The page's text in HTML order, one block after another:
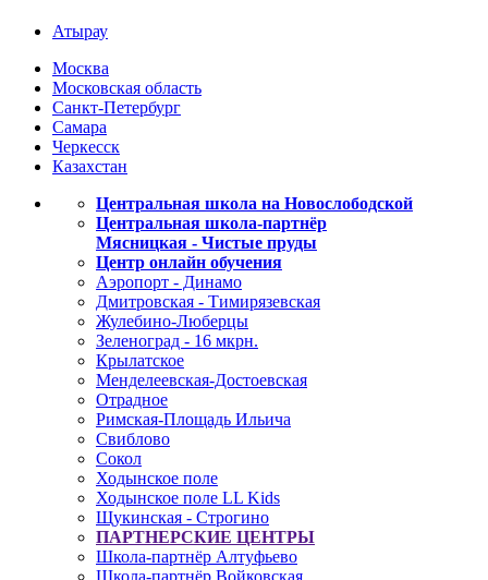
Атырау
Москва
Московская область
Санкт-Петербург
Самара
Черкесск
Казахстан
Центральная школа на Новослободской
Центральная школа-партнёр
Мясницкая - Чистые пруды
Центр онлайн обучения
Аэропорт - Динамо
Дмитровская - Тимирязевская
Жулебино-Люберцы
Зеленоград - 16 мкрн.
Крылатское
Менделеевская-Достоевская
Отрадное
Римская-Площадь Ильича
Свиблово
Сокол
Ходынское поле
Ходынское поле LL Kids
Щукинская - Строгино
ПАРТНЕРСКИЕ ЦЕНТРЫ
Школа-партнёр Алтуфьево